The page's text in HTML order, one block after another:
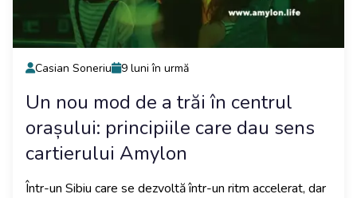
Casian Soneriu 9 luni în urmă
Un nou mod de a trăi în centrul
orașului: principiile care dau sens
cartierului Amylon
Într-un Sibiu care se dezvoltă într-un ritm accelerat, dar